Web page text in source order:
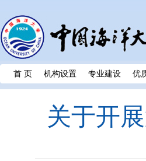
首 页 机构设置 专业建设 优
关于开